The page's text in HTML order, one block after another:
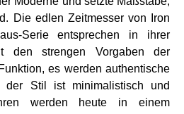
Die edlen Zeitmesser von Iron
Serie entsprechen in ihrer
den strengen Vorgaben der
es werden authentische
der Stil ist minimalistisch und
werden heute in einem